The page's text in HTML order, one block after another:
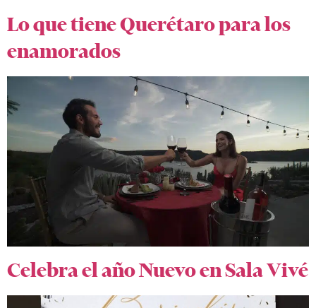
Lo que tiene Querétaro para los
enamorados
Celebra el año Nuevo en Sala Vivé